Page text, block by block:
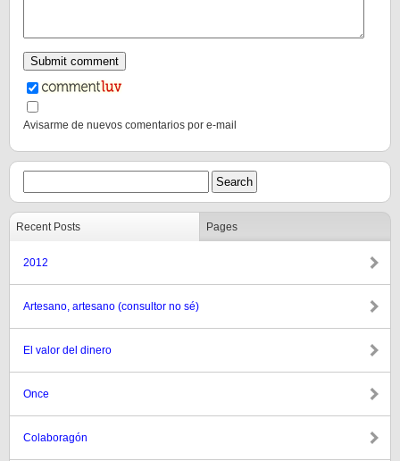
Avisarme de nuevos comentarios por e-mail
Recent Posts Pages
2012
Artesano, artesano (consultor no sé)
El valor del dinero
Once
Colaboragón